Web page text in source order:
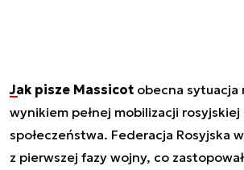
Jak pisze Massicot obecna sytuacja
wynikiem pełnej mobilizacji
społeczeństwa. Federacja Rosyjska
z pierwszej fazy wojny, co